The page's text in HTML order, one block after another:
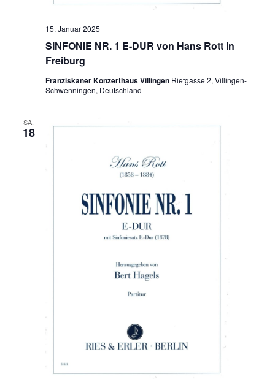
SINFONIE NR. 1 E-DUR von Hans Rott in
Freiburg
15. Januar 2025
Franziskaner Konzerthaus Villingen Rietgasse 2, Villingen-
Schwenningen, Deutschland
SA.
18